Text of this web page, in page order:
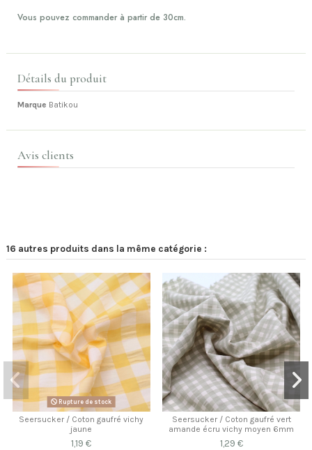
Vous pouvez commander à partir de 30cm.
Détails du produit
Marque Batikou
Avis clients
16 autres produits dans la même catégorie :
Rupture de stock
Seersucker / Coton gaufré vichy
jaune
1,19 €
Seersucker / Coton gaufré vert
amande écru vichy moyen 6mm
1,29 €